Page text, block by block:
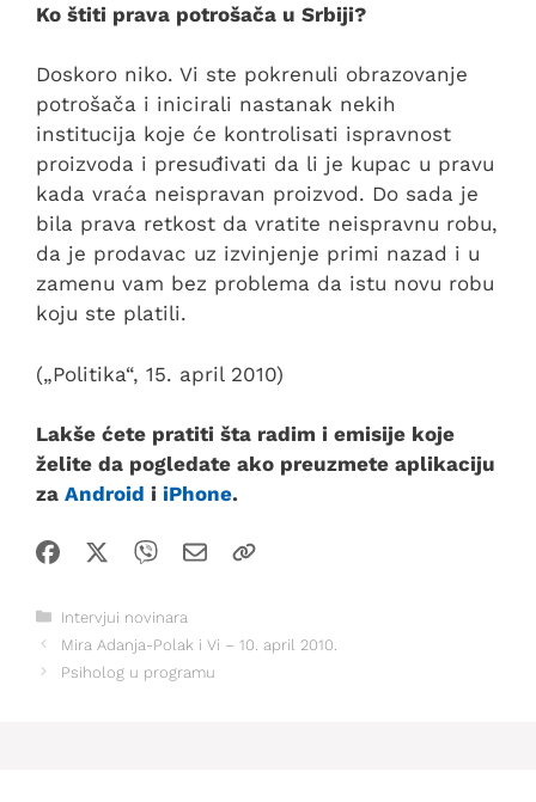
Ko štiti prava potrošača u Srbiji?
Doskoro niko. Vi ste pokrenuli obrazovanje
potrošača i inicirali nastanak nekih
institucija koje će kontrolisati ispravnost
proizvoda i presuđivati da li je kupac u pravu
kada vraća neispravan proizvod. Do sada je
bila prava retkost da vratite neispravnu robu,
da je prodavac uz izvinjenje primi nazad i u
zamenu vam bez problema da istu novu robu
koju ste platili.
(„Politika“, 15. april 2010)
Lakše ćete pratiti šta radim i emisije koje
želite da pogledate ako preuzmete aplikaciju
za Android i iPhone.
Kategorije
Intervjui novinara
Mira Adanja-Polak i Vi – 10. april 2010.
Psiholog u programu